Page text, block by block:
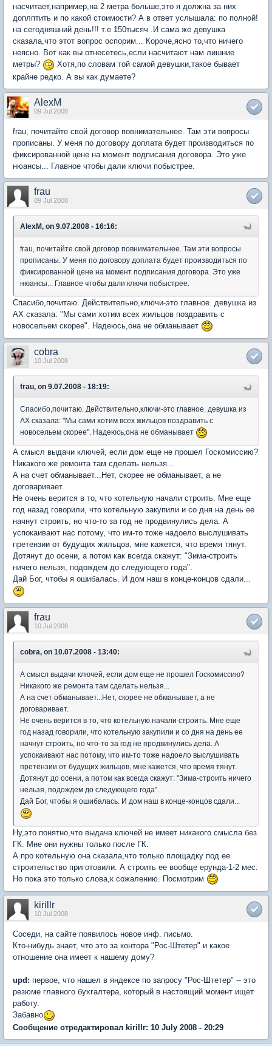
насчитает,например,на 2 метра больше,это я должна за них
доплптить и по какой стоимости? А в ответ услышала: по полной!
на сегодняшний день!!! т.е 150тысяч .И сама же девушка
сказала,что этот вопрос оспорим... Короче,ясно то,что ничего
неясно. Вот как вы отнесетесь,если насчитают нам лишние
метры?
Хотя,по словам той самой девушки,такое бывает
крайне редко. А вы как думаете?
AlexM
09 Jul 2008
frau, почитайте свой договор повнимательнее. Там эти вопросы
прописаны. У меня по договору доплата будет производиться по
фиксированной цене на момент подписания договора. Это уже
нюансы... Главное чтобы дали ключи побыстрее.
frau
09 Jul 2008
AlexM, on 9.07.2008 - 16:16:
frau, почитайте свой договор повнимательнее. Там эти вопросы
прописаны. У меня по договору доплата будет производиться по
фиксированной цене на момент подписания договора. Это уже
нюансы... Главное чтобы дали ключи побыстрее.
Спасибо,почитаю. Действительно,ключи-это главное. девушка из
АХ сказала: "Мы сами хотим всех жильцов поздравить с
новосельем скорее". Надеюсь,она не обманывает
cobra
10 Jul 2008
frau, on 9.07.2008 - 18:19:
Спасибо,почитаю. Действительно,ключи-это главное. девушка из
АХ сказала: "Мы сами хотим всех жильцов поздравить с
новосельем скорее". Надеюсь,она не обманывает
А смысл выдачи ключей, если дом еще не прошел Госкомиссию?
Никакого же ремонта там сделать нельзя...
А на счет обманывает...Нет, скорее не обманывает, а не
договаривает.
Не очень верится в то, что котельную начали строить. Мне еще
год назад говорили, что котельную закупили и со дня на день ее
начнут строить, но что-то за год не продвинулись дела. А
успокаивают нас потому, что им-то тоже надоело выслушивать
претензии от будущих жильцов, мне кажется, что время тянут.
Дотянут до осени, а потом как всегда скажут: "Зима-строить
ничего нельзя, подождем до следующего года".
Дай Бог, чтобы я ошибалась. И дом наш в конце-концов сдали...
frau
10 Jul 2008
cobra, on 10.07.2008 - 13:40:
А смысл выдачи ключей, если дом еще не прошел Госкомиссию?
Никакого же ремонта там сделать нельзя...
А на счет обманывает...Нет, скорее не обманывает, а не
договаривает.
Не очень верится в то, что котельную начали строить. Мне еще
год назад говорили, что котельную закупили и со дня на день ее
начнут строить, но что-то за год не продвинулись дела. А
успокаивают нас потому, что им-то тоже надоело выслушивать
претензии от будущих жильцов, мне кажется, что время тянут.
Дотянут до осени, а потом как всегда скажут: "Зима-строить ничего
нельзя, подождем до следующего года".
Дай Бог, чтобы я ошибалась. И дом наш в конце-концов сдали...
Ну,это понятно,что выдача ключей не имеет никакого смысла без
ГК. Мне они нужны только после ГК.
А про котельную она сказала,что только площадку под ее
строительство приготовили. А строить ее вообще ерунда-1-2 мес.
Но пока это только слова,к сожалению. Посмотрим
kirillr
10 Jul 2008
Соседи, на сайте появилось новое инф. письмо.
Кто-нибудь знает, что это за контора "Рос-Штетер" и какое
отношение она имеет к нашему дому?
upd: первое, что нашел в яндексе по запросу "Рос-Штетер" -- это
резюме главного бухгалтера, который в настоящий момент ищет
работу.
Забавно
Сообщение отредактировал kirillr: 10 July 2008 - 20:29